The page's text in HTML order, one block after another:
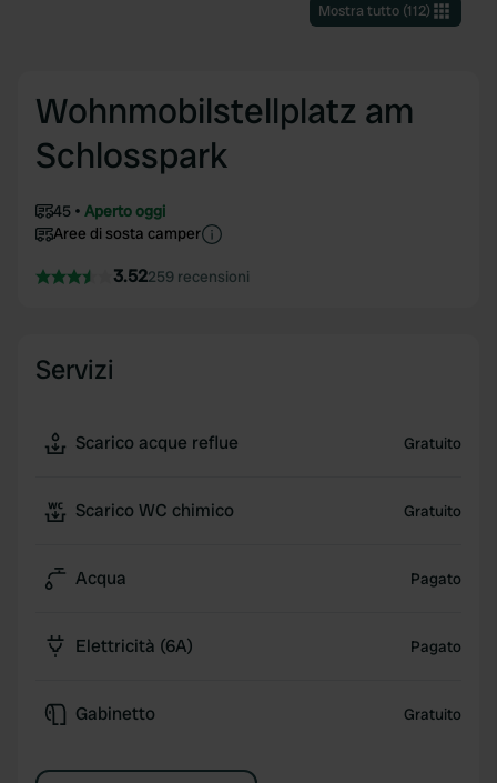
Mostra tutto(112)
Wohnmobilstellplatz am
Schlosspark
45
Aperto oggi
Aree di sosta camper
3.52259 recensioni
Servizi
Scarico acque reflue Gratuito
Scarico WC chimico Gratuito
Acqua Pagato
Elettricità (6A) Pagato
Gabinetto Gratuito